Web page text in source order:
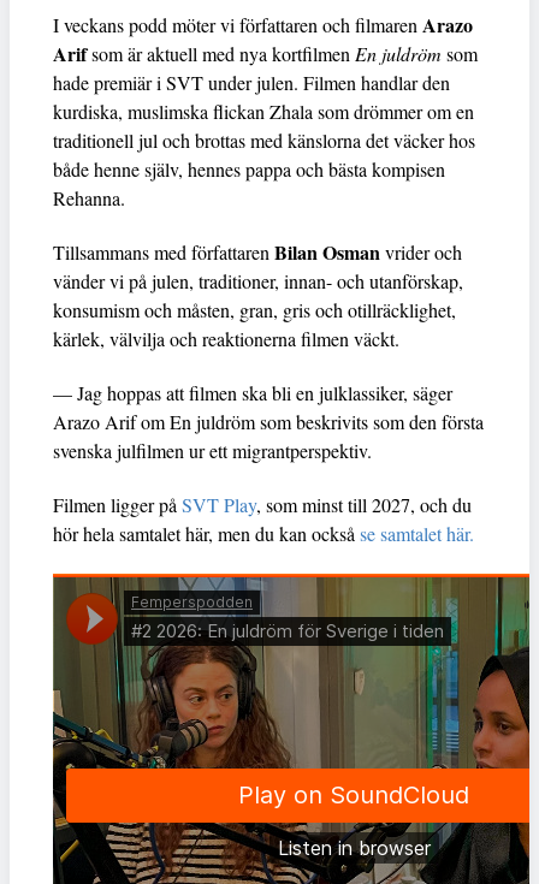
I veckans podd möter vi författaren och filmarenArazo
Arifsom är aktuell med nya kortfilmenEn juldröm som
hade premiär i SVT under julen. Filmen handlar den
kurdiska, muslimska flickan Zhala som drömmer om en
traditionell jul och brottas med känslorna det väcker hos
både henne själv, hennes pappa och bästa kompisen
Rehanna.
Tillsammans med författarenBilan Osmanvrider och
vänder vi på julen, traditioner, innan- och utanförskap,
konsumism och måsten, gran, gris och otillräcklighet,
kärlek, välvilja och reaktionerna filmen väckt.
— Jag hoppas att filmen ska bli en julklassiker, säger
Arazo Arif om En juldröm som beskrivits som den första
svenska julfilmen ur ett migrantperspektiv.
Filmen ligger påSVT Play, som minst till 2027, och du
hör hela samtalet här, men du kan ocksåse samtalet här.